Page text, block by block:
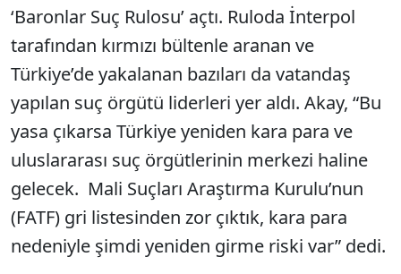
‘Baronlar Suç Rulosu’ açtı. Ruloda İnterpol
tarafından kırmızı bültenle aranan ve
Türkiye’de yakalanan bazıları da vatandaş
yapılan suç örgütü liderleri yer aldı. Akay, “Bu
yasa çıkarsa Türkiye yeniden kara para ve
uluslararası suç örgütlerinin merkezi haline
gelecek. Mali Suçları Araştırma Kurulu’nun
(FATF) gri listesinden zor çıktık, kara para
nedeniyle şimdi yeniden girme riski var” dedi.